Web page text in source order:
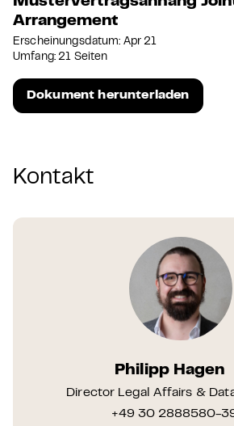
Arrangement
Erscheinungsdatum: Apr 21
Umfang: 21 Seiten
Dokument herunterladen
Kontakt
Philipp Hagen
Director Legal Affairs &
+49 30 2888580-